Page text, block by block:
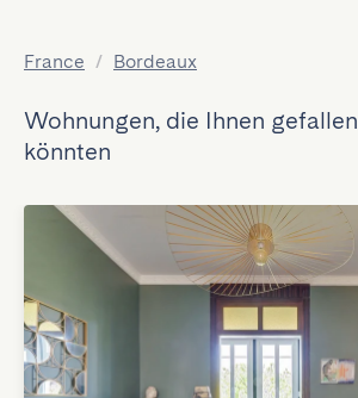
France / Bordeaux
Wohnungen, die Ihnen gefallen
könnten